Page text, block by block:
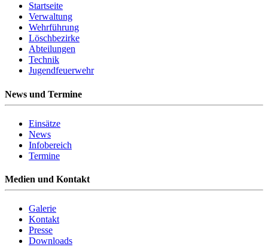
Startseite
Verwaltung
Wehrführung
Löschbezirke
Abteilungen
Technik
Jugendfeuerwehr
News und Termine
Einsätze
News
Infobereich
Termine
Medien und Kontakt
Galerie
Kontakt
Presse
Downloads